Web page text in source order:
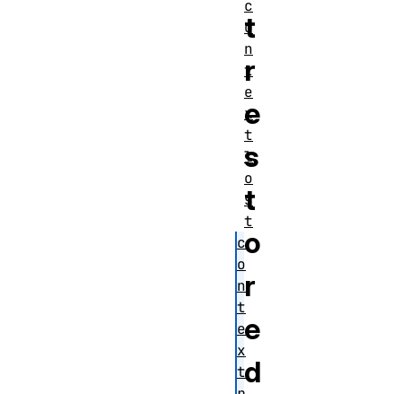
t
r
e
s
t
o
r
e
d
c
o
n
t
e
x
t
l
o
s
t
c
o
n
t
e
x
t